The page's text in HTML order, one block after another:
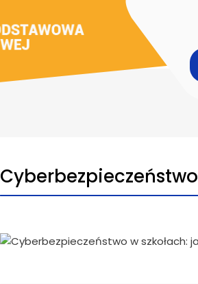
Cyberbezpieczeństwo